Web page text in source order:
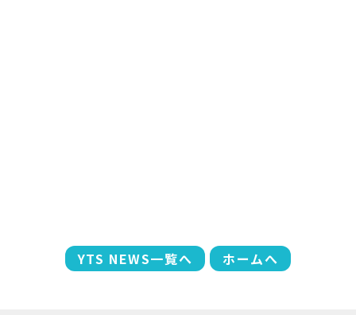
YTS NEWS一覧へ ホームへ